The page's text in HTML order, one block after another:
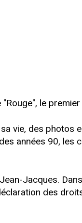
le
vie, des photos
années 90, les
Jacques.
des